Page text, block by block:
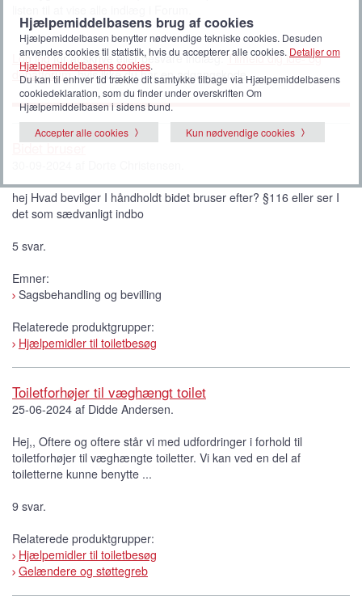
Log indfor at skrive eller besvare indlæg.Tilmeld dig idé- og
debatforum, hvis ikke du har en adgangskode.
Bidet bruser
hej Hvad bevilger I håndholdt bidet bruser efter? §116 eller ser I
det som sædvanligt indbo
5 svar.
Emner:
Sagsbehandling og bevilling
Relaterede produktgrupper:
Hjælpemidler til toiletbesøg
Toiletforhøjer til væghængt toilet
25-06-2024 af Didde Andersen.
Hej,, Oftere og oftere står vi med udfordringer i forhold til
toiletforhøjer til væghængte toiletter. Vi kan ved en del af
toiletterne kunne benytte ...
9 svar.
Relaterede produktgrupper:
Hjælpemidler til toiletbesøg
Gelændere og støttegreb
Hjælpemiddelbasens brug af cookies
Hjælpemiddelbasen benytter nødvendige tekniske cookies. Desuden
anvendes cookies til statistik, hvis du accepterer alle cookies. Detaljer om
Hjælpemiddelbasens cookies.
Du kan til enhver tid trække dit samtykke tilbage via Hjælpemiddelbasens
cookiedeklaration, som du finder under overskriften Om
Hjælpemiddelbasen i sidens bund.
Accepter alle cookies
Kun nødvendige cookies